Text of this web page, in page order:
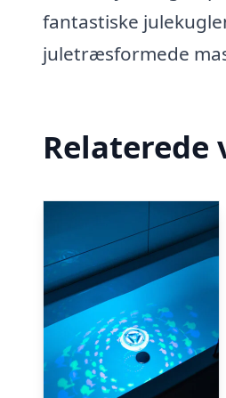
fantastiske
juletræsformede
Relaterede